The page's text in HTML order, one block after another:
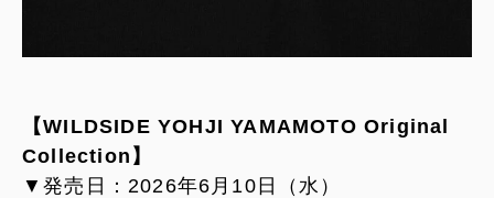
【WILDSIDE YOHJI YAMAMOTO Original
Collection】
▼発売日：2026年6月10日（水）